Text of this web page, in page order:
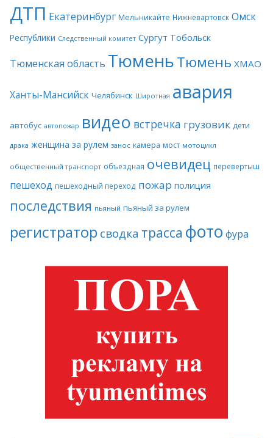
ДТП Екатеринбург Мельникайте Нижневартовск Омск
Республики Следственный комитет Сургут Тобольск
Тюменская область ТюменьТюмень ХМАО
Ханты-Мансийск Челябинск Широтная авария
автобус автопожар видео встречка грузовик дети
драка женщина за рулем занос камера мост мотоцикл
общественный транспорт объездная очевидец перевертыш
пешеход пешеходный переход пожар полиция
последствия пьяный пьяный за рулем
регистратор сводка трасса фото фура